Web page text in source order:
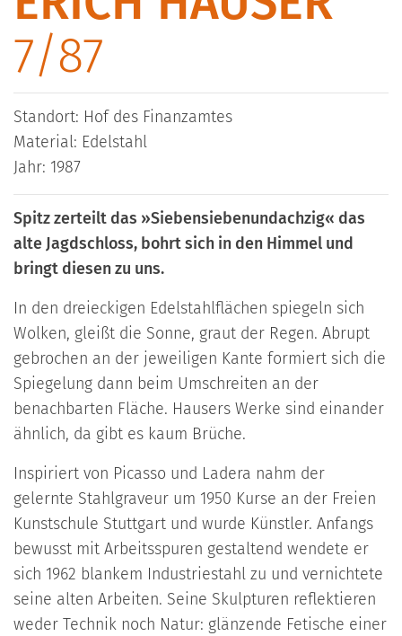
7/87
Standort: Hof des Finanzamtes
Material: Edelstahl
Jahr: 1987
Spitz zerteilt das »Siebensiebenundachzig« das
alte Jagdschloss, bohrt sich in den Himmel und
bringt diesen zu uns.
In den dreieckigen Edelstahlflächen spiegeln sich
Wolken, gleißt die Sonne, graut der Regen. Abrupt
gebrochen an der jeweiligen Kante formiert sich die
Spiegelung dann beim Umschreiten an der
benachbarten Fläche. Hausers Werke sind einander
ähnlich, da gibt es kaum Brüche.
Inspiriert von Picasso und Ladera nahm der
gelernte Stahlgraveur um 1950 Kurse an der Freien
Kunstschule Stuttgart und wurde Künstler. Anfangs
bewusst mit Arbeitsspuren gestaltend wendete er
sich 1962 blankem Industriestahl zu und vernichtete
seine alten Arbeiten. Seine Skulpturen reflektieren
weder Technik noch Natur: glänzende Fetische einer